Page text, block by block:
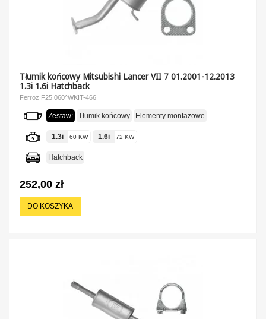
Tłumik końcowy Mitsubishi Lancer VII 7 01.2001-12.2013
1.3i 1.6i Hatchback
Ferroz F25.060^WKIT-466
Zestaw: Tłumik końcowy Elementy montażowe
1.3i 60 KW 1.6i 72 KW
Hatchback
252,00 zł
DO KOSZYKA